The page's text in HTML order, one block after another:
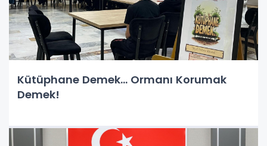
Kütüphane Demek… Ormanı Korumak
Demek!